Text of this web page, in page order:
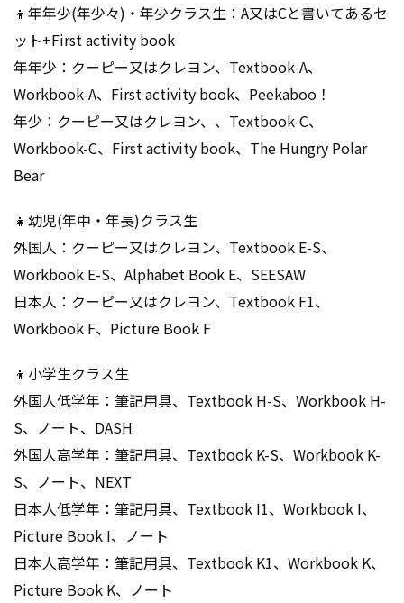
👦年年少(年少々)・年少クラス生：A又はCと書いてあるセ
ット+First activity book
年年少：クーピー又はクレヨン、Textbook-A、
Workbook-A、First activity book、Peekaboo！
年少：クーピー又はクレヨン、、Textbook-C、
Workbook-C、First activity book、The Hungry Polar
Bear
👧幼児(年中・年長)クラス生
外国人：クーピー又はクレヨン、Textbook E-S、
Workbook E-S、Alphabet Book E、SEESAW
日本人：クーピー又はクレヨン、Textbook F1、
Workbook F、Picture Book F
👦小学生クラス生
外国人低学年：筆記用具、Textbook H-S、Workbook H-
S、ノート、DASH
外国人高学年：筆記用具、Textbook K-S、Workbook K-
S、ノート、NEXT
日本人低学年：筆記用具、Textbook I1、Workbook I、
Picture Book I、ノート
日本人高学年：筆記用具、Textbook K1、Workbook K、
Picture Book K、ノート